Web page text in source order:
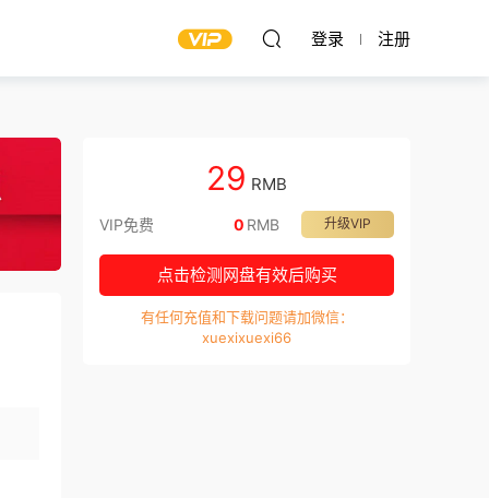
登录 注册
29 RMB
VIP免费 升级VIP
0 RMB
点击检测网盘有效后购买
有任何充值和下载问题请加微信：
xuexixuexi66